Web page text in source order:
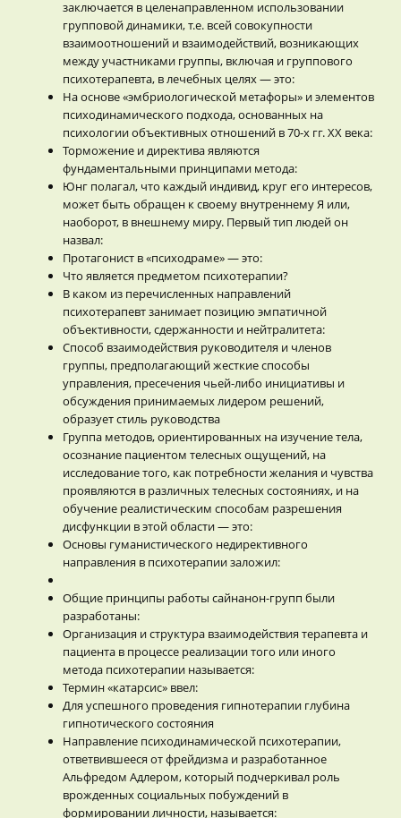
заключается в целенаправленном использовании
групповой динамики, т.е. всей совокупности
взаимоотношений и взаимодействий, возникающих
между участниками группы, включая и группового
психотерапевта, в лечебных целях — это:
На основе «эмбриологической метафоры» и элементов
психодинамического подхода, основанных на
психологии объективных отношений в 70-х гг. XX века:
Торможение и директива являются
фундаментальными принципами метода:
Юнг полагал, что каждый индивид, круг его интересов,
может быть обращен к своему внутреннему Я или,
наоборот, в внешнему миру. Первый тип людей он
назвал:
Протагонист в «психодраме» — это:
Что является предметом психотерапии?
В каком из перечисленных направлений
психотерапевт занимает позицию эмпатичной
объективности, сдержанности и нейтралитета:
Способ взаимодействия руководителя и членов
группы, предполагающий жесткие способы
управления, пресечения чьей-либо инициативы и
обсуждения принимаемых лидером решений,
образует стиль руководства
Группа методов, ориентированных на изучение тела,
осознание пациентом телесных ощущений, на
исследование того, как потребности желания и чувства
проявляются в различных телесных состояниях, и на
обучение реалистическим способам разрешения
дисфункции в этой области — это:
Основы гуманистического недирективного
направления в психотерапии заложил:
Общие принципы работы сайнанон-групп были
разработаны:
Организация и структура взаимодействия терапевта и
пациента в процессе реализации того или иного
метода психотерапии называется:
Термин «катарсис» ввел:
Для успешного проведения гипнотерапии глубина
гипнотического состояния
Направление психодинамической психотерапии,
ответвившееся от фрейдизма и разработанное
Альфредом Адлером, который подчеркивал роль
врожденных социальных побуждений в
формировании личности, называется: